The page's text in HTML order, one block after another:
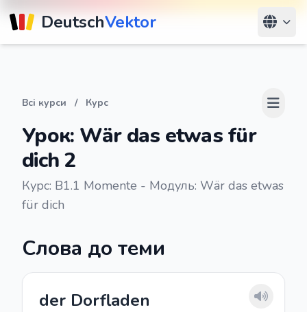
DeutschVektor
Всі курси / Курс
Урок: Wär das etwas für
dich 2
Курс: B1.1 Momente - Модуль: Wär das etwas
für dich
Слова до теми
der Dorfladen